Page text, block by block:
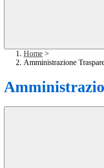
Home >
Amministrazione